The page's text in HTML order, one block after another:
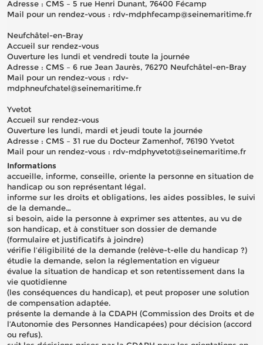
Adresse : CMS – 5 rue Henri Dunant, 76400 Fécamp
Mail pour un rendez-vous : rdv-mdphfecamp@seinemaritime.fr
Neufchâtel-en-Bray
Accueil sur rendez-vous
Ouverture les lundi et vendredi toute la journée
Adresse : CMS – 6 rue Jean Jaurès, 76270 Neufchâtel-en-Bray
Mail pour un rendez-vous : rdv-
mdphneufchatel@seinemaritime.fr
Yvetot
Accueil sur rendez-vous
Ouverture les lundi, mardi et jeudi toute la journée
Adresse : CMS – 31 rue du Docteur Zamenhof, 76190 Yvetot
Mail pour un rendez-vous : rdv-mdphyvetot@seinemaritime.fr
Informations
accueille, informe, conseille, oriente la personne en situation de
handicap ou son représentant légal.
informe sur les droits et obligations, les aides possibles, le suivi
de la demande…
si besoin, aide la personne à exprimer ses attentes, au vu de
son handicap, et à constituer son dossier de demande
(formulaire et justificatifs à joindre)
vérifie l’éligibilité de la demande (relève-t-elle du handicap ?)
étudie la demande, selon la réglementation en vigueur
évalue la situation de handicap et son retentissement dans la
vie quotidienne
(les conséquences du handicap), et peut proposer une solution
de compensation adaptée.
présente la demande à la CDAPH (Commission des Droits et de
l’Autonomie des Personnes Handicapées) pour décision (accord
ou refus).